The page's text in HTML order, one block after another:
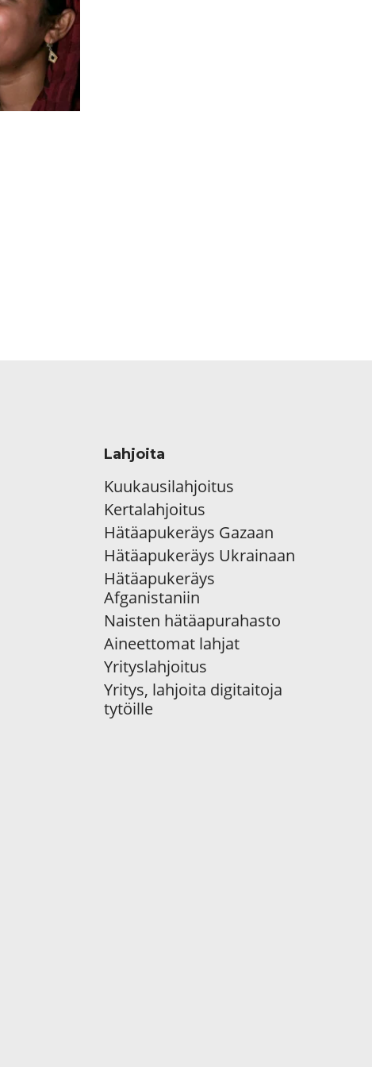
Lahjoita
Kuukausilahjoitus
Kertalahjoitus
Hätäapukeräys Gazaan
Hätäapukeräys Ukrainaan
Hätäapukeräys
Afganistaniin
Naisten hätäapurahasto
Aineettomat lahjat
Yrityslahjoitus
Yritys, lahjoita digitaitoja
tytöille